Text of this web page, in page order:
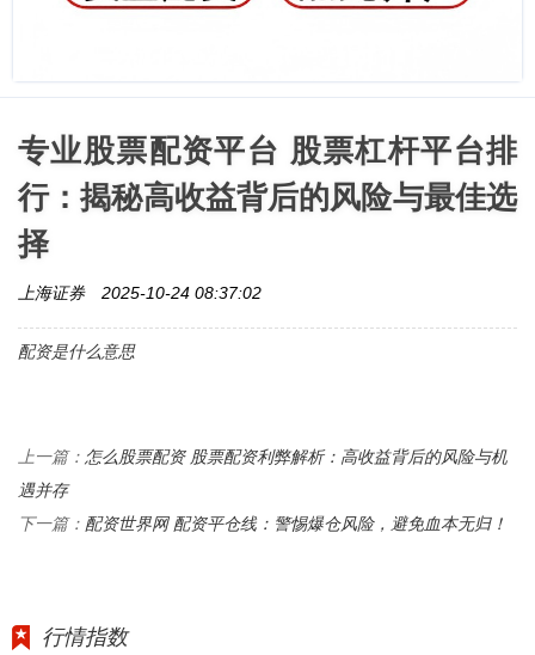
专业股票配资平台 股票杠杆平台排
行：揭秘高收益背后的风险与最佳选
择
上海证券 2025-10-24 08:37:02
配资是什么意思
上一篇： 怎么股票配资 股票配资利弊解析：高收益背后的风险与机
遇并存
下一篇： 配资世界网 配资平仓线：警惕爆仓风险，避免血本无归！
行情指数